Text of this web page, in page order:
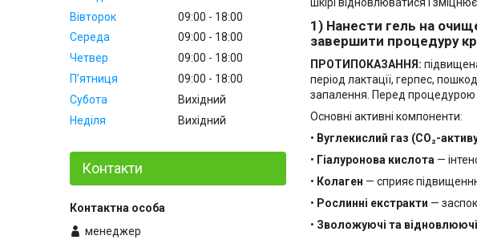
шкірі відновлюватися і зміцнює
1) Нанести гель на
завершити процедуру
ПРОТИПОКАЗАННЯ:
період лактації, герпес,
запалення. Перед процедурою
Основні активні компоненти:
• Вуглекислий газ (CO₂-
• Гіалуронова кислота —
• Колаген — сприяє
• Рослинні екстракти —
• Зволожуючі та
Вівторок
09:00
18:00
Середа
09:00
18:00
Четвер
09:00
18:00
Пʼятниця
09:00
18:00
Субота
Вихідний
Неділя
Вихідний
Контакти
менеджер